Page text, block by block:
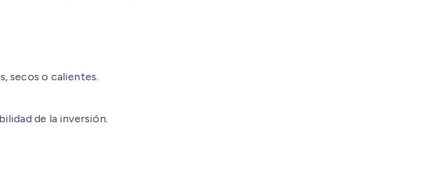
secos o calientes.
de la inversión.